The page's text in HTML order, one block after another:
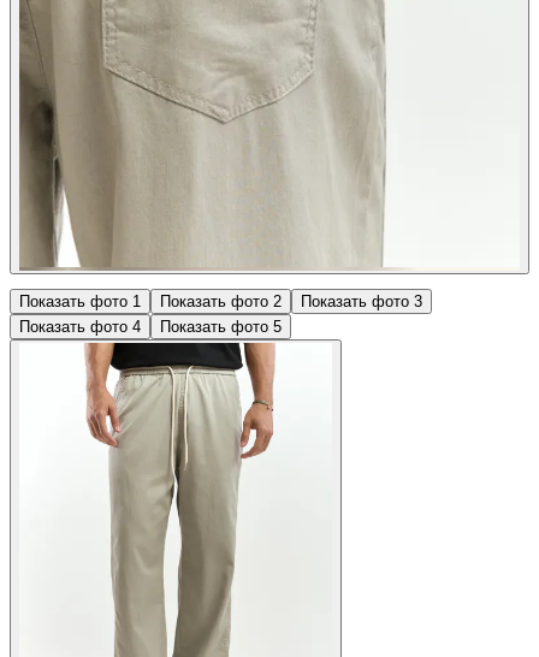
Показать фото 1 Показать фото 2 Показать фото 3
Показать фото 4 Показать фото 5